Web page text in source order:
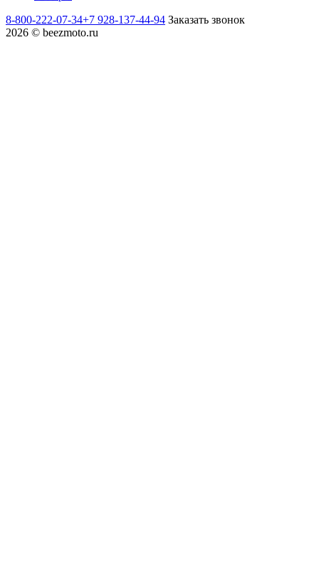
8-800-222-07-34+7 928-137-44-94 Заказать звонок
2026 © beezmoto.ru